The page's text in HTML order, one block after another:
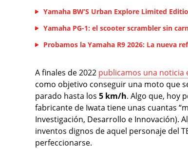
Yamaha BW’S Urban Explore Limited
Yamaha PG-1: el scooter scrambler sin
Probamos la Yamaha R9 2026: La nueva
A finales de 2022 publicamos una noticia
como objetivo conseguir una moto que
parado hasta los 5 km/h. Algo que, hoy
fabricante de Iwata tiene unas cuantas
Investigación, Desarrollo e Innovación).
inventos dignos de aquel personaje del
perfeccionarse.